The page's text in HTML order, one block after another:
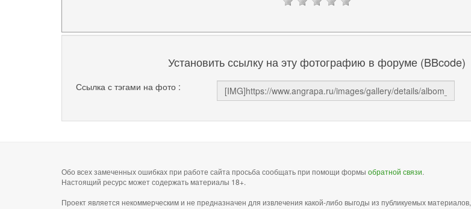
Установить ссылку на эту фотографию в форуме (BBcode)
Ссылка с тэгами на фото :
Обо всех замеченных ошибках при работе сайта просьба сообщать при помощи формы обратной связи.
Настоящий ресурс может содержать материалы 18+.
Проект является некоммерческим и не предназначен для извлечения какой-либо выгоды из публикуемых материалов,